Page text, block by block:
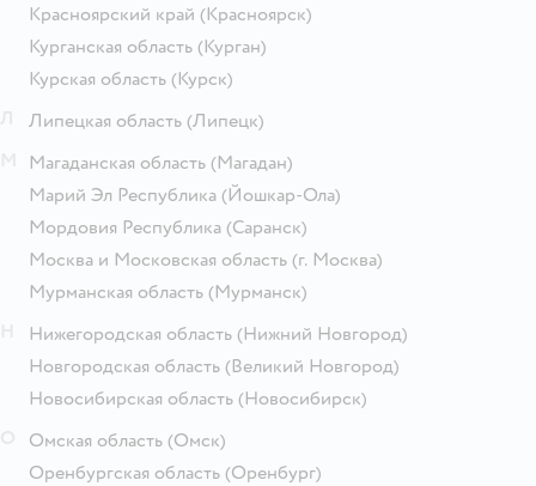
Красноярский край (Красноярск)
Курганская область (Курган)
Курская область (Курск)
Липецкая область (Липецк)
Магаданская область (Магадан)
Марий Эл Республика (Йошкар-Ола)
Мордовия Республика (Саранск)
Москва и Московская область (г. Москва)
Мурманская область (Мурманск)
Нижегородская область (Нижний Новгород)
Новгородская область (Великий Новгород)
Новосибирская область (Новосибирск)
Омская область (Омск)
Оренбургская область (Оренбург)